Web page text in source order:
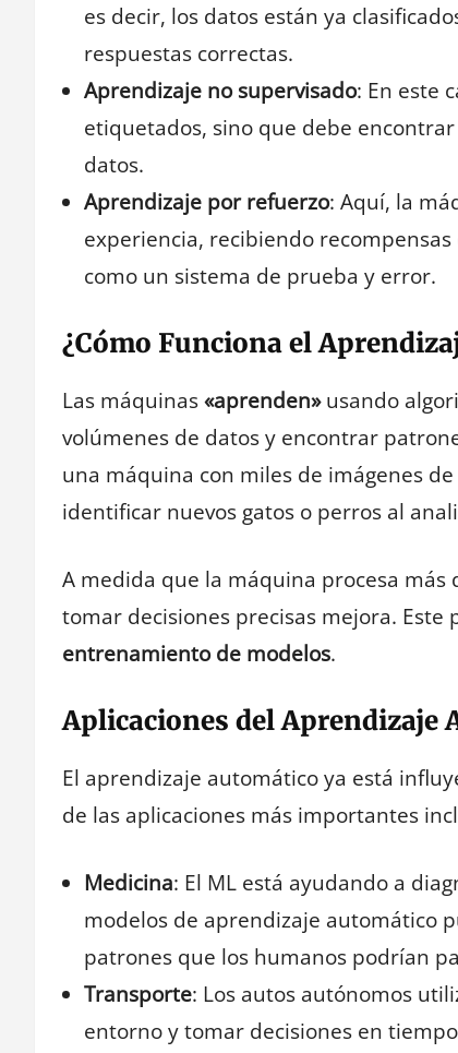
es decir, los datos están ya
respuestas correctas.
Aprendizaje no supervisado: En este
etiquetados, sino que debe
datos.
Aprendizaje por refuerzo: Aquí, la
experiencia, recibiendo
como un sistema de prueba y error.
¿Cómo Funciona el
Las máquinas«aprenden»usando
volúmenes de datos y encontrar
una máquina con miles de imágenes
identificar nuevos gatos o perros al
A medida que la máquina procesa
tomar decisiones precisas mejora. Este
entrenamiento de modelos.
Aplicaciones del Aprendizaje
El aprendizaje automático ya está
de las aplicaciones más importantes
Medicina: El ML está ayudando a
modelos de aprendizaje automático
patrones que los humanos podrían
Transporte: Los autos autónomos
entorno y tomar decisiones en